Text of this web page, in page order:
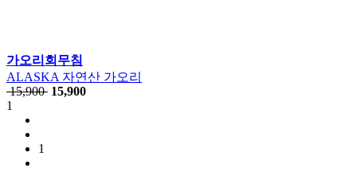
가오리회무침
ALASKA 자연산 가오리
15,900 15,900
1
1